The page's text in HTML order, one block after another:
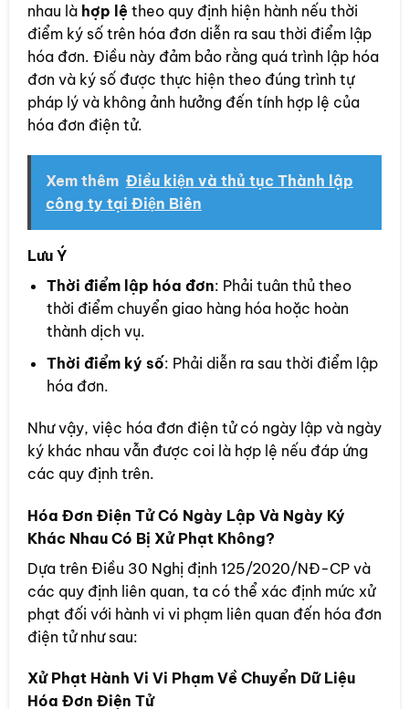
nhau là hợp lệ theo quy định hiện hành nếu thời
điểm ký số trên hóa đơn diễn ra sau thời điểm lập
hóa đơn. Điều này đảm bảo rằng quá trình lập hóa
đơn và ký số được thực hiện theo đúng trình tự
pháp lý và không ảnh hưởng đến tính hợp lệ của
hóa đơn điện tử.
Xem thêm Điều kiện và thủ tục Thành lập
công ty tại Điện Biên
Lưu Ý
Thời điểm lập hóa đơn: Phải tuân thủ theo
thời điểm chuyển giao hàng hóa hoặc hoàn
thành dịch vụ.
Thời điểm ký số: Phải diễn ra sau thời điểm lập
hóa đơn.
Như vậy, việc hóa đơn điện tử có ngày lập và ngày
ký khác nhau vẫn được coi là hợp lệ nếu đáp ứng
các quy định trên.
Hóa Đơn Điện Tử Có Ngày Lập Và Ngày Ký
Khác Nhau Có Bị Xử Phạt Không?
Dựa trên Điều 30 Nghị định 125/2020/NĐ-CP và
các quy định liên quan, ta có thể xác định mức xử
phạt đối với hành vi vi phạm liên quan đến hóa đơn
điện tử như sau:
Xử Phạt Hành Vi Vi Phạm Về Chuyển Dữ Liệu
Hóa Đơn Điện Tử